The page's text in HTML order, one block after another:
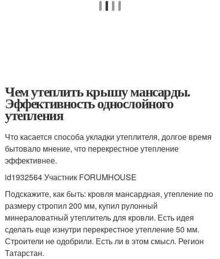
Чем утеплить крышу мансарды.
Эффективность однослойного
утепления
Что касается способа укладки утеплителя, долгое время
бытовало мнение, что перекрестное утепление
эффективнее.
id1932564 Участник FORUMHOUSE
Подскажите, как быть: кровля мансардная, утепление по
размеру стропил 200 мм, купил рулонный
минераловатный утеплитель для кровли. Есть идея
сделать еще изнутри перекрестное утепление 50 мм.
Строители не одобрили. Есть ли в этом смысл. Регион
Татарстан.